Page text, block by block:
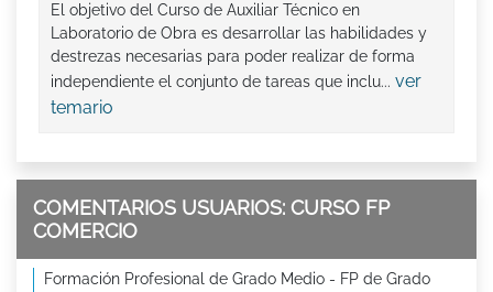
El objetivo del Curso de Auxiliar Técnico en
Laboratorio de Obra es desarrollar las habilidades y
destrezas necesarias para poder realizar de forma
independiente el conjunto de tareas que inclu... ver
temario
COMENTARIOS USUARIOS: CURSO FP
COMERCIO
Formación Profesional de Grado Medio - FP de Grado